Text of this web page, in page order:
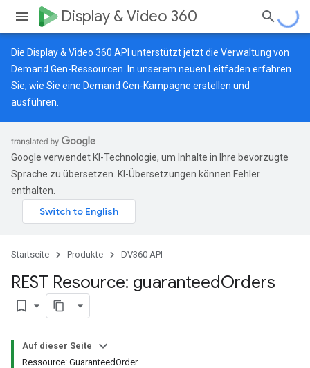
Display & Video 360
Die Display & Video 360 API unterstützt jetzt die Verwaltung von
Demand Gen-Ressourcen.
In unserem neuen Leitfaden erfahren
Sie, wie Sie eine Demand Gen-Kampagne erstellen und
ausführen.
Google verwendet KI-Technologie, um Inhalte in Ihre bevorzugte
Sprache zu übersetzen. KI-Übersetzungen können Fehler
enthalten.
Startseite Produkte DV360 API
REST Resource: guaranteedOrders
bookmark_border
Auf dieser Seite
Ressource: GuaranteedOrder